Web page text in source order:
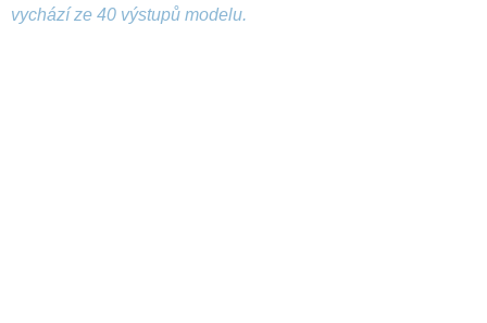
vychází ze 40 výstupů modelu.